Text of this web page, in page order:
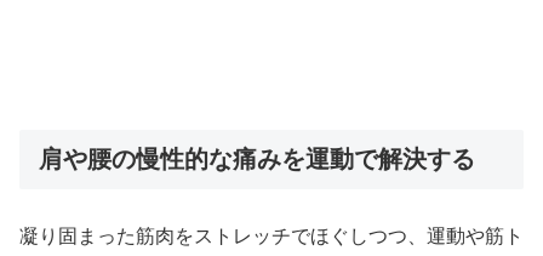
肩や腰の慢性的な痛みを運動で解決する
凝り固まった筋肉をストレッチでほぐしつつ、運動や筋ト